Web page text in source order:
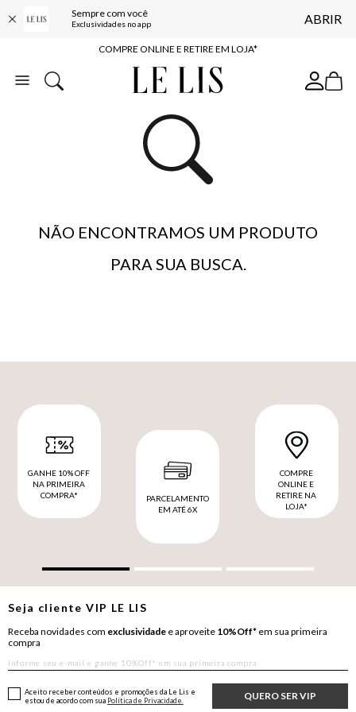
Sempre com você
Exclusividades no app ABRIR
10% OFF NA PRIMEIRA COMPRA*
COMPRE ONLINE E RETIRE EM LOJA*
ENTREGA EXPRESSA*
BAIXE O APP
10% OFF NA PRIMEIRA COMPRA*
NÃO ENCONTRAMOS UM PRODUTO
PARA SUA BUSCA.
GANHE 10% OFF
NA PRIMEIRA
COMPRA*
PARCELAMENTO
EM ATÉ 6X
COMPRE
ONLINE E
RETIRE NA
LOJA*
Seja clienteVIP LE LIS
Receba novidades com exclusividade e aproveite 10%Off* em sua primeira
compra
QUERO SER VIP
Aceito receber conteúdos e promoções da Le Lis e
estou de acordo com sua Política de Privacidade.